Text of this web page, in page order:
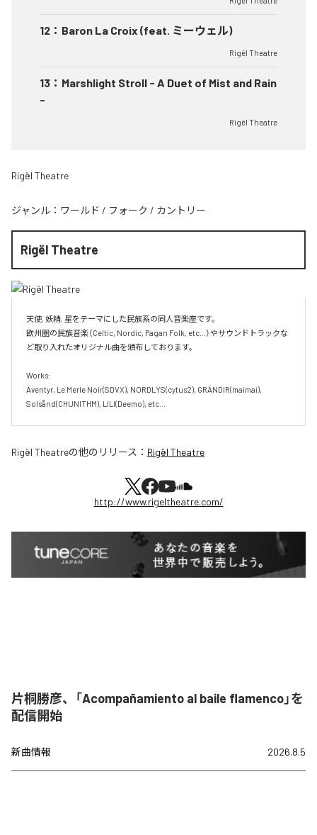
12 ： Baron La Croix (feat. ミーウェル)
Rigël Theatre
13 ： Marshlight Stroll - A Duet of Mist and Rain
-
Rigël Theatre
Rigël Theatre
ジャンル： ワールド / フォーク / カントリー
Rigël Theatre
天使, 妖精, 星をテーマにした民族系の同人音楽座です。
欧州圏の民族音楽（Celtic, Nordic, Pagan Folk, etc...）やサウンドトラックな
ど取り入れたオリジナル曲を頒布しております。
Works:
Äventyr, Le Merle Noir(SDVX), NORDLYS(cytus2), GRÄNDIR(maimai),
Solsånd(CHUNITHM), LILI(Deemo), etc...
Rigël Theatreの他のリリース： Rigël Theatre
http://www.rigeltheatre.com/
片桐勝彦、「Acompañamiento al baile flamenco」を
配信開始
新曲情報 2026.8.5